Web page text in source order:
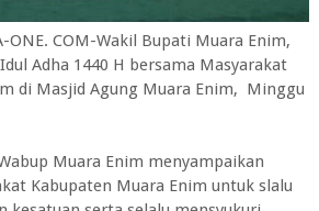
ONE. COM-Wakil Bupati Muara Enim,
Adha 1440 H bersama Masyarakat
di Masjid Agung Muara Enim, Minggu
Muara Enim menyampaikan
Kabupaten Muara Enim untuk slalu